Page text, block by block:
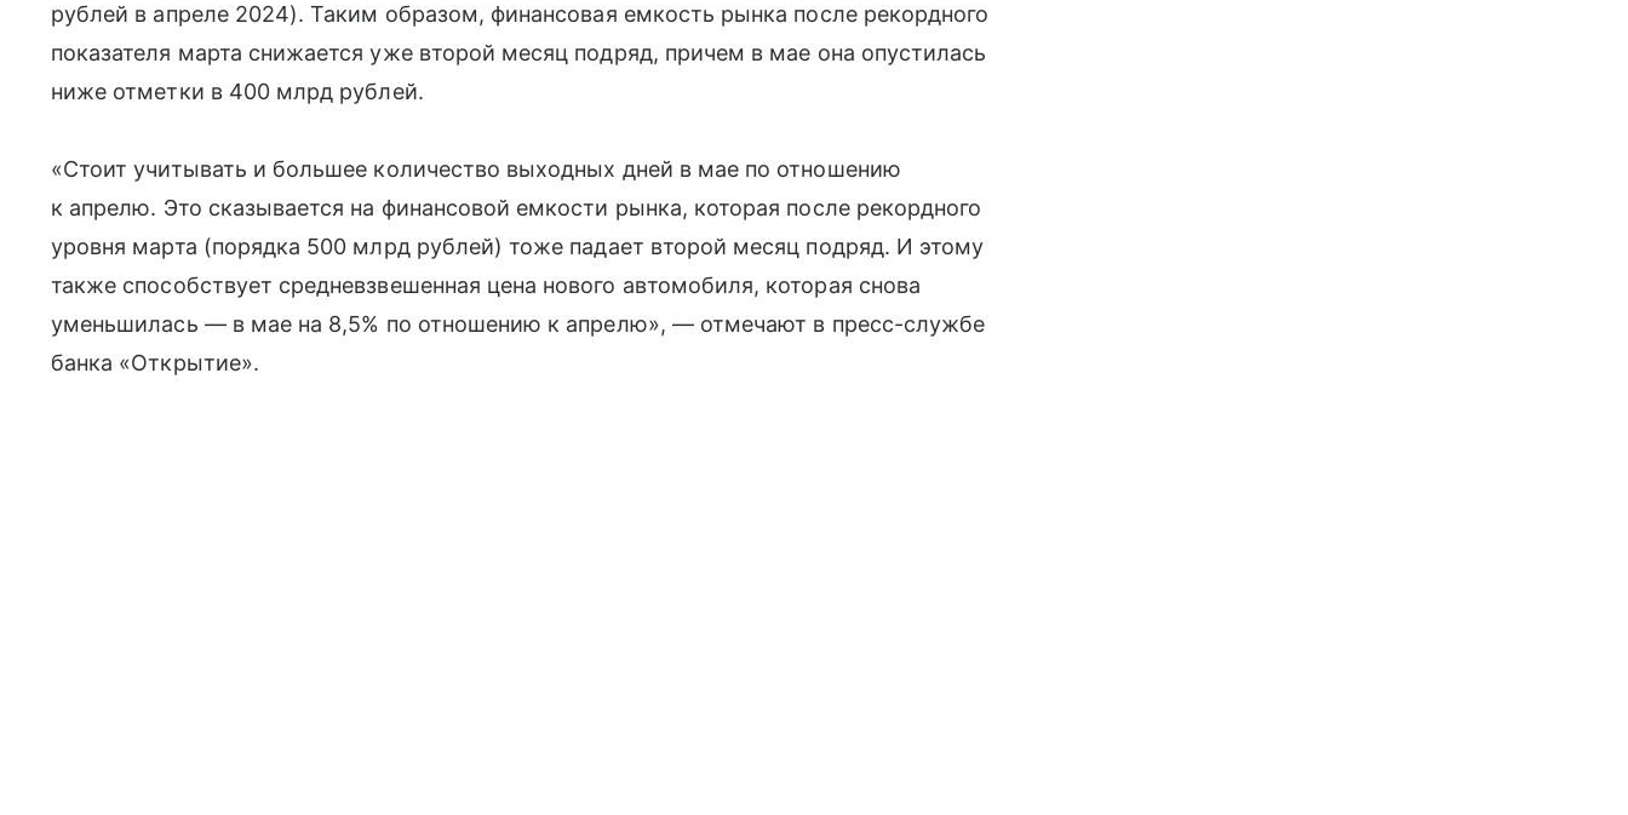
рублей в апреле 2024). Таким образом, финансовая емкость рынка после рекордного
показателя марта снижается уже второй месяц подряд, причем в мае она опустилась
ниже отметки в 400 млрд рублей.
«Стоит учитывать и большее количество выходных дней в мае по отношению
к апрелю. Это сказывается на финансовой емкости рынка, которая после рекордного
уровня марта (порядка 500 млрд рублей) тоже падает второй месяц подряд. И этому
также способствует средневзвешенная цена нового автомобиля, которая снова
уменьшилась — в мае на 8,5% по отношению к апрелю», — отмечают в пресс-службе
банка «Открытие».